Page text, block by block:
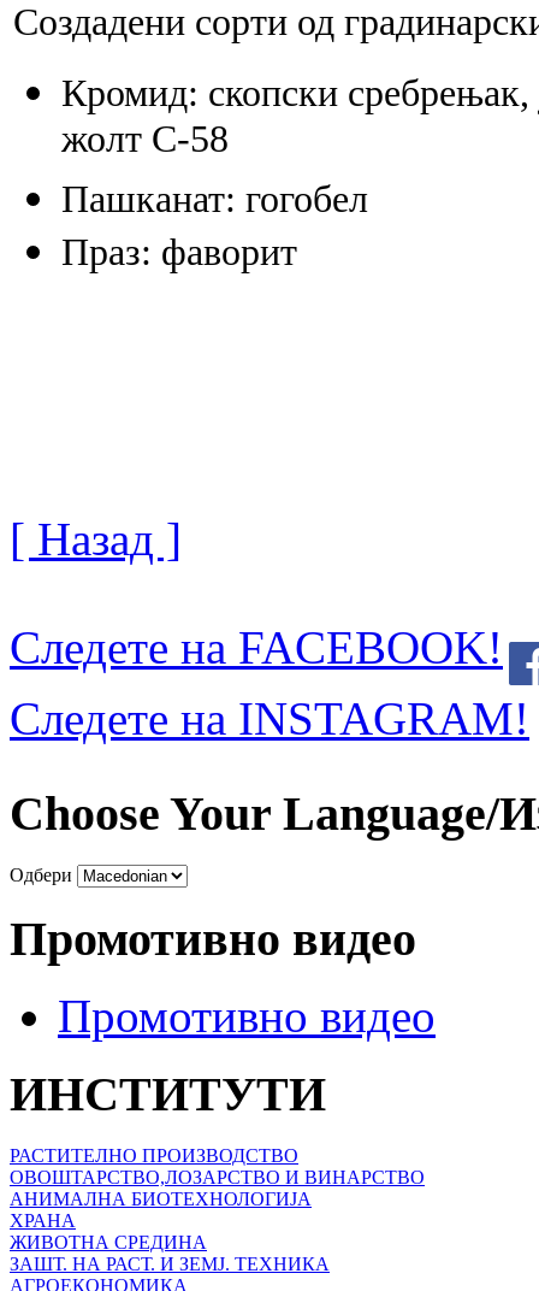
Создадени сорти од
Кромид: скопски сребрењак,
жолт С-58
Пашканат: гогобел
Праз: фаворит
[ Назад ]
Следете на FACEBOOK!
Следете на INSTAGRAM!
Choose Your Language/
Одбери
Промотивно видео
Промотивно видео
ИНСТИТУТИ
РАСТИТЕЛНО ПРОИЗВОДСТВО
ОВОШТАРСТВО,ЛОЗАРСТВО И ВИНАРСТВО
АНИМАЛНА БИОТЕХНОЛОГИЈА
ХРАНА
ЖИВОТНА СРЕДИНА
ЗАШТ. НА РАСТ. И ЗЕМЈ. ТЕХНИКА
АГРОЕКОНОМИКА